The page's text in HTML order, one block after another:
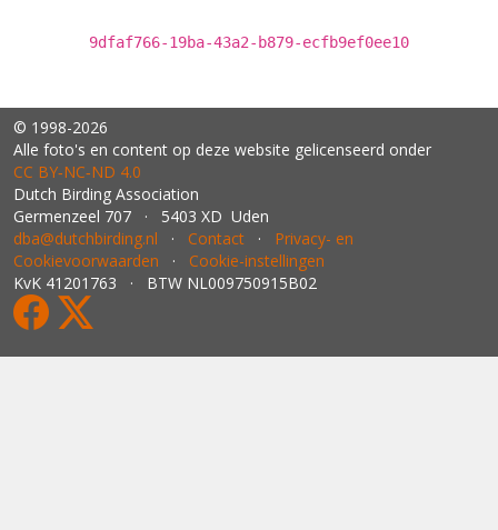
9dfaf766-19ba-43a2-b879-ecfb9ef0ee10
© 1998-2026
Alle foto's en content op deze website gelicenseerd onder
CC BY‑NC‑ND 4.0
Dutch Birding Association
Germenzeel 707 · 5403 XD Uden
dba@dutchbirding.nl · Contact · Privacy- en
Cookievoorwaarden · Cookie-instellingen
KvK 41201763 · BTW NL009750915B02